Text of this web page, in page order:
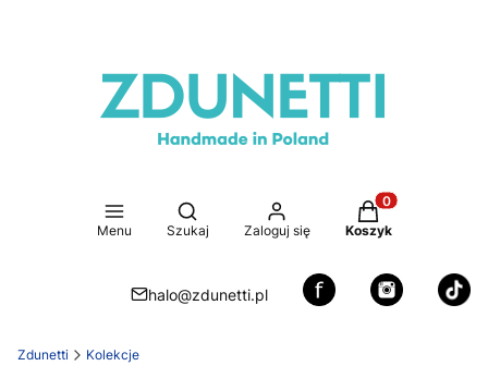
Menu
Otwórz wyszukiwarkę
Szukaj Zaloguj się
Produkty w
Koszyk
halo@zdunetti.pl
Zdunetti Kolekcje